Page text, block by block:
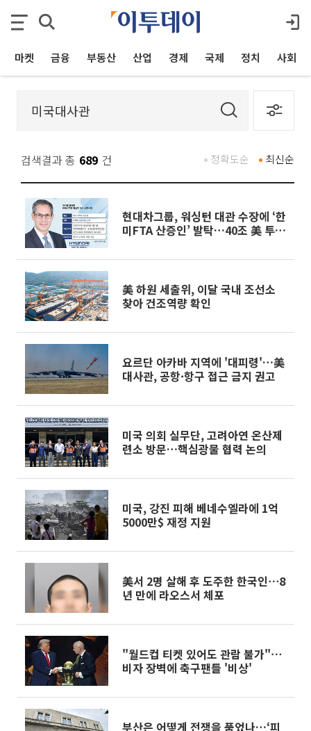
마켓 금융 부동산 산업 경제 국제 정치 사회
검색결과 총 689 건 최신순
정확도순
현대차그룹, 워싱턴 대관 수장에 ‘한
미FTA 산증인’ 발탁…40조 美 투자
美 하원 세출위, 이달 국내 조선소
찾아 건조역량 확인
요르단 아카바 지역에 '대피령'…美
대사관, 공항·항구 접근 금지 권고
미국 의회 실무단, 고려아연 온산제
련소 방문…핵심광물 협력 논의
미국, 강진 피해 베네수엘라에 1억
5000만$ 재정 지원
美서 2명 살해 후 도주한 한국인⋯8
년 만에 라오스서 체포
"월드컵 티켓 있어도 관람 불가"⋯
비자 장벽에 축구팬들 '비상'
부산은 어떻게 전쟁을 품었나…‘피